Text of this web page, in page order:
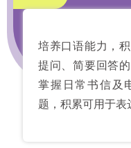
培养口语能力，
提问、简要回答
掌握日常书信及
题，积累可用于表